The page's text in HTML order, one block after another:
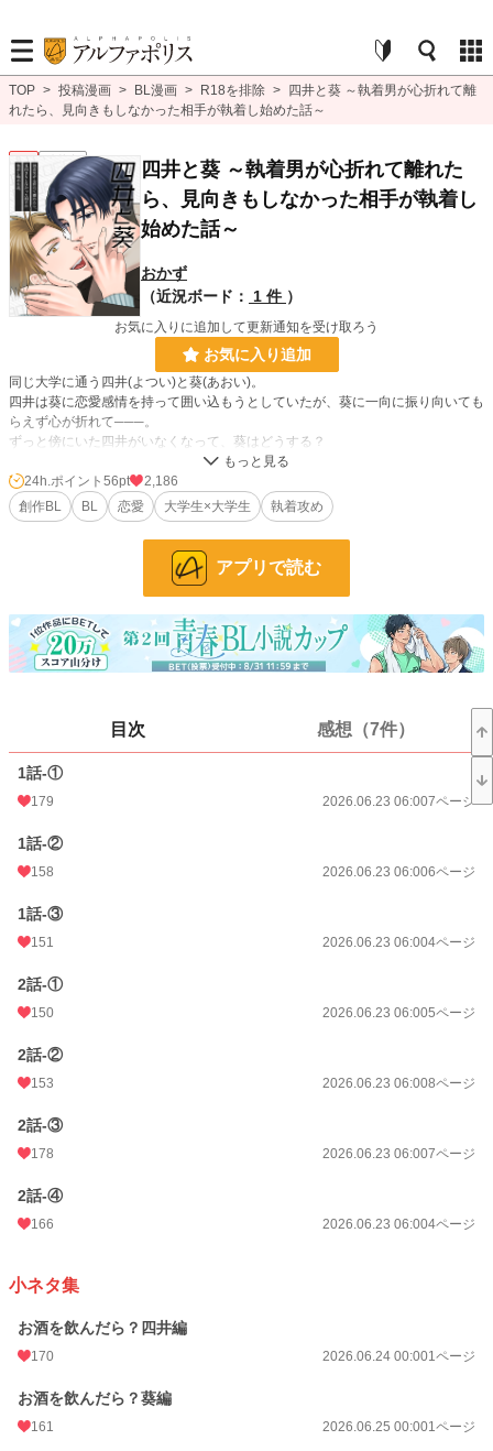
TOP > 投稿漫画 > BL漫画 > R18を排除 >
四井と葵 ～執着男が心折れて離
れたら、見向きもしなかった相手が執着し始めた話～
BL 連載中
四井と葵 ～執着男が心折れて離れた
ら、見向きもしなかった相手が執着し
始めた話～
おかず
（近況ボード：
1 件 ）
お気に入りに追加して更新通知を受け取ろう
お気に入り追加
同じ大学に通う四井(よつい)と葵(あおい)。
四井は葵に恋愛感情を持って囲い込もうとしていたが、葵に一向に振り向いても
らえず心が折れて───。
ずっと傍にいた四井がいなくなって、葵はどうする？
■ひとまず2話で終わっていますが、続きを描く予定がまだあります。
■毎日更新ちょっとお休み中。
41 位 / 1,405 件
お気に入り 61
更新日時
初回公開日時
週間ポイント
月間ポイント
年間ポイント
24h.ポイント 56pt
2,186
創作BL
BL 恋愛 大学生×大学生 執着攻め
アプリで読む
目次 感想（7件）
1話-①
179 2026.06.23 06:007ページ
1話-②
158 2026.06.23 06:006ページ
1話-③
151 2026.06.23 06:004ページ
2話-①
150 2026.06.23 06:005ページ
2話-②
153 2026.06.23 06:008ページ
2話-③
178 2026.06.23 06:007ページ
2話-④
166 2026.06.23 06:004ページ
小ネタ集
お酒を飲んだら？四井編
170 2026.06.24 00:001ページ
お酒を飲んだら？葵編
161 2026.06.25 00:001ページ